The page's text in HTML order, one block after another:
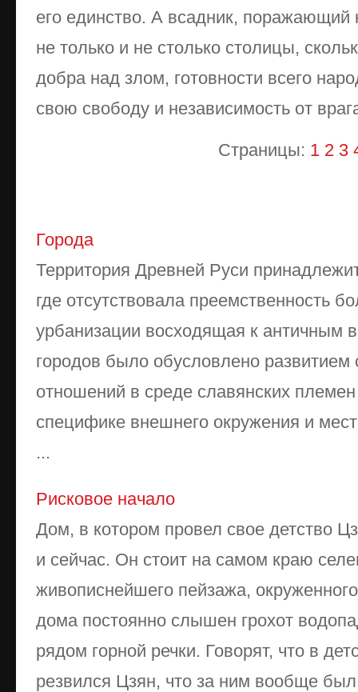
его единство. А всадник,
не только и не столько столицы,
добра над злом, готовности всего
свою свободу и независимость от
Страницы: 1 2 3
Города
Территория Древней Руси
где отсутствовала преемственность
урбанизации восходящая к античным
городов было обусловлено развитием
отношений в среде славянских
специфике внешнего окружения и
...
Рисковое начало
Дом, в котором провел свое детство
и сейчас. Он стоит на самом краю
живописнейшего пейзажа,
дома постоянно слышен грохот
рядом горной речки. Говорят, что в
резвился Цзян, что за ним вообще